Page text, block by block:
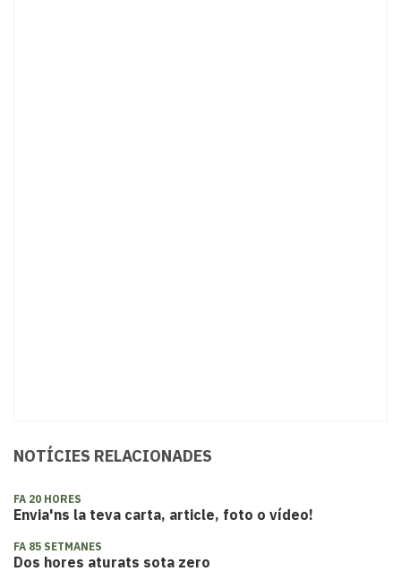
NOTÍCIES RELACIONADES
FA 20 HORES
Envia'ns la teva carta, article, foto o vídeo!
FA 85 SETMANES
Dos hores aturats sota zero